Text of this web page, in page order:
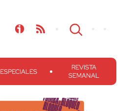
ESPECIALES
REVISTA
SEMANAL